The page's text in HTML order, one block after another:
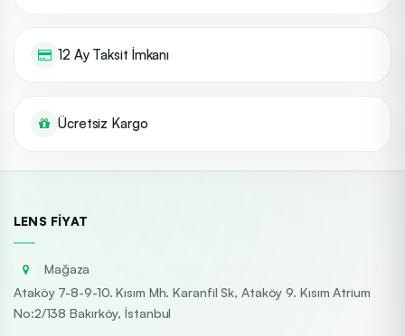
12 Ay Taksit İmkanı
Ücretsiz Kargo
LENS FIYAT
Mağaza
Ataköy 7-8-9-10. Kısım Mh. Karanfil Sk, Ataköy 9. Kısım Atrium
No:2/138 Bakırköy, İstanbul